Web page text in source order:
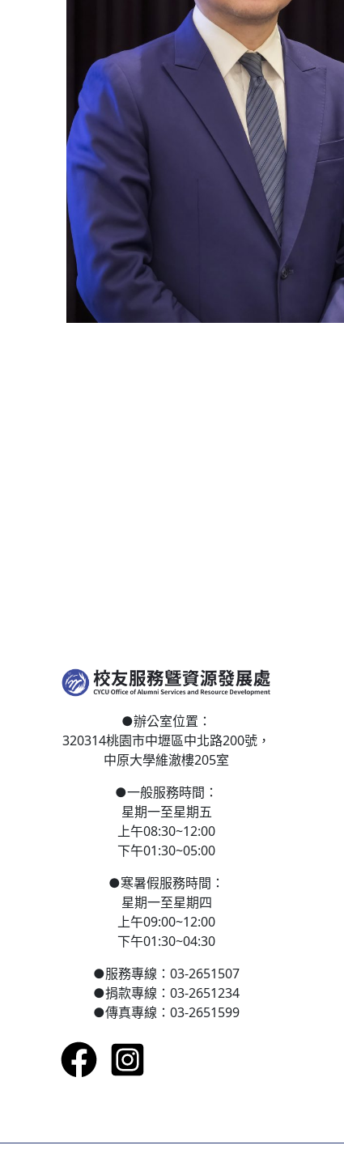
●辦公室位置：
320314桃園市中壢區中北路200號，
中原大學維澈樓205室
●一般服務時間：
星期一至星期五
上午08:30~12:00
下午01:30~05:00
●寒暑假服務時間：
星期一至星期四
上午09:00~12:00
下午01:30~04:30
●服務專線：03-2651507
●捐款專線：03-2651234
●傳真專線：03-2651599